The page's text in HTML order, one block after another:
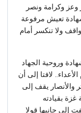
وعز وكرامة ونصر
تعيش مرفوعة
ولا تنكسر أمام
وروحية الجهاد
لافتا إلى أن
والأنصار يقف إلى
بقيادته
إلى جانبها قولا